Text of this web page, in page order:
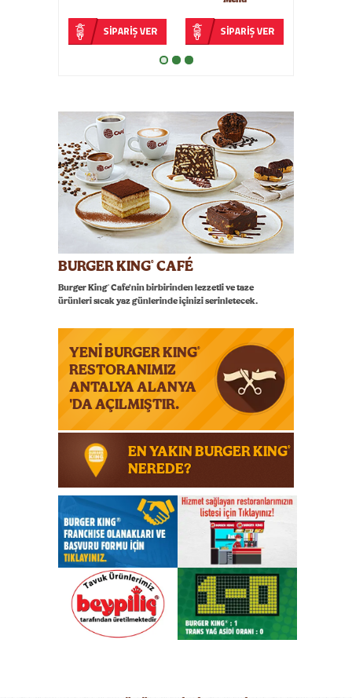
BURGER KING® CAFÉ
Burger King® Cafe'nin birbirinden lezzetli ve taze
ürünleri sıcak yaz günlerinde içinizi serinletecek.
YENİ BURGER KING®
RESTORANIMIZ
ANTALYA ALANYA
'DA AÇILMIŞTIR.
EN YAKIN BURGER KING®
NEREDE?